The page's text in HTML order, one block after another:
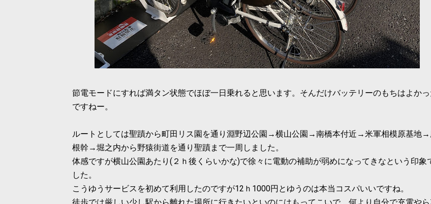
節電モードにすれば満タン状態でほぼ一日乗れると思います。そんだけバッテリーのもちはよかっ
ですねー。
ルートとしては聖蹟から町田リス園を通り淵野辺公園→横山公園→南橋本付近→米軍相模原基地→
根幹→堀之内から野猿街道を通り聖蹟まで一周しました。
体感ですが横山公園あたり(２ｈ後くらいかな)で徐々に電動の補助が弱めになってきなという印象
した。
こうゆうサービスを初めて利用したのですが12ｈ1000円とゆうのは本当コスパいいですね。